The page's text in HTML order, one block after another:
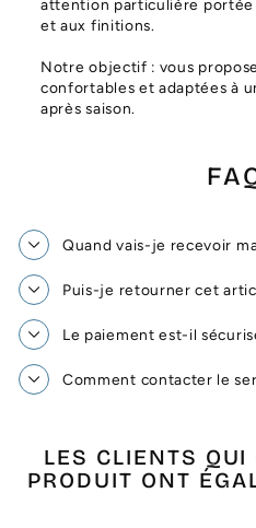
attention particulière portée
et aux finitions.
Notre objectif : vous
confortables et adaptées à
après saison.
Quand vais-je recevoir
Puis-je retourner cet
Le paiement est-il
Comment contacter le
LES CLIENTS QUI
PRODUIT ONT